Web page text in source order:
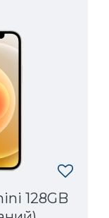
128GB